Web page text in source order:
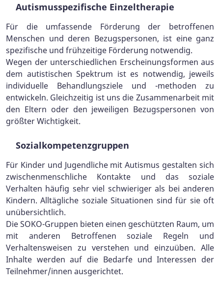
Autismusspezifische Einzeltherapie
Für die umfassende Förderung der betroffenen
Menschen und deren Bezugspersonen, ist eine ganz
spezifische und frühzeitige Förderung notwendig.
Wegen der unterschiedlichen Erscheinungsformen aus
dem autistischen Spektrum ist es notwendig, jeweils
individuelle Behandlungsziele und -methoden zu
entwickeln. Gleichzeitig ist uns die Zusammenarbeit mit
den Eltern oder den jeweiligen Bezugspersonen von
größter Wichtigkeit.
Sozialkompetenzgruppen
Für Kinder und Jugendliche mit Autismus gestalten sich
zwischenmenschliche Kontakte und das soziale
Verhalten häufig sehr viel schwieriger als bei anderen
Kindern. Alltägliche soziale Situationen sind für sie oft
unübersichtlich.
Die SOKO-Gruppen bieten einen geschützten Raum, um
mit anderen Betroffenen soziale Regeln und
Verhaltensweisen zu verstehen und einzuüben. Alle
Inhalte werden auf die Bedarfe und Interessen der
Teilnehmer/innen ausgerichtet.